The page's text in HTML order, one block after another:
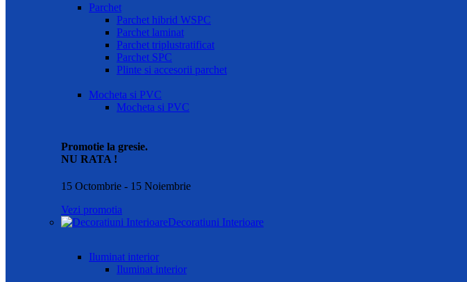
Parchet
Parchet hibrid WSPC
Parchet laminat
Parchet triplustratificat
Parchet SPC
Plinte si accesorii parchet
Mocheta si PVC
Mocheta si PVC
Promotie la gresie.
NU RATA !
15 Octombrie - 15 Noiembrie
Vezi promotia
Decoratiuni Interioare
Iluminat interior
Iluminat interior